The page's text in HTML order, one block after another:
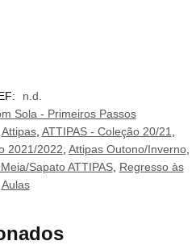
n.d.
Sola - Primeiros Passos
Attipas, ATTIPAS - Coleção 20/21
2021/2022 Attipas Outono/Inverno,
Sapato ATTIPAS, Regresso às
Aulas